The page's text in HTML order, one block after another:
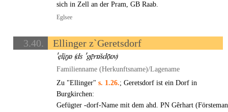
sich in Zell an der Pram, GB Raab.
Eglsee
3.40. Ellinger z`Geretsdorf
Familienname (Herkunftsname)/Lagename
Zu "Ellinger"s. 1.26.; Geretsdorf ist ein Dorf in
Burgkirchen:
Gefügter -dorf-Name mit dem ahd. PN Gêrhart